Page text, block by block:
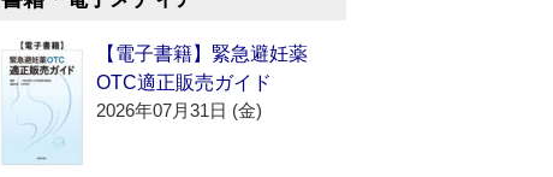
【電子書籍】緊急避妊薬
OTC適正販売ガイド
2026年07月31日 (金)